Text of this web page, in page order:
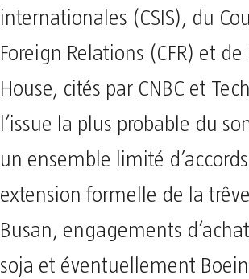
internationales (CSIS), du
Foreign Relations (CFR) et
House, cités par CNBC et
l’issue la plus probable du
un ensemble limité
extension formelle de la
Busan, engagements
soja et éventuellement